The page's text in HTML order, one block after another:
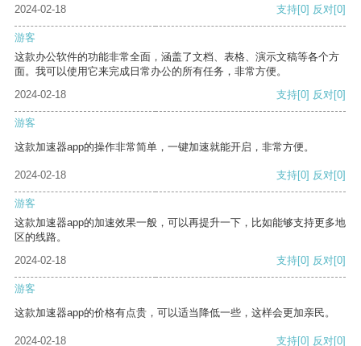
2024-02-18 支持[0] 反对[0]
游客
这款办公软件的功能非常全面，涵盖了文档、表格、演示文稿等各个方
面。我可以使用它来完成日常办公的所有任务，非常方便。
2024-02-18
支持[0] 反对[0]
游客
这款加速器app的操作非常简单，一键加速就能开启，非常方便。
2024-02-18 支持[0] 反对[0]
游客
这款加速器app的加速效果一般，可以再提升一下，比如能够支持更多地
区的线路。
2024-02-18
支持[0] 反对[0]
游客
这款加速器app的价格有点贵，可以适当降低一些，这样会更加亲民。
2024-02-18 支持[0] 反对[0]